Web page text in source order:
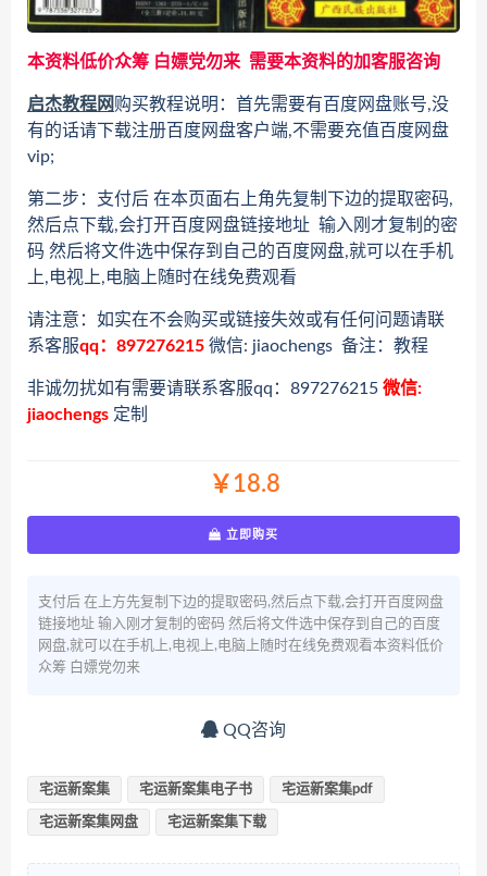
本资料低价众筹 白嫖党勿来 需要本资料的加客服咨询
启杰教程网购买教程说明：首先需要有百度网盘账号,没
有的话请下载注册百度网盘客户端,不需要充值百度网盘
vip;
第二步：支付后 在本页面右上角先复制下边的提取密码,
然后点下载,会打开百度网盘链接地址 输入刚才复制的密
码 然后将文件选中保存到自己的百度网盘,就可以在手机
上,电视上,电脑上随时在线免费观看
请注意：如实在不会购买或链接失效或有任何问题请联
系客服qq：897276215 微信: jiaochengs 备注：教程
非诚勿扰如有需要请联系客服qq：897276215 微信:
jiaochengs 定制
￥18.8
立即购买
支付后 在上方先复制下边的提取密码,然后点下载,会打开百度网盘
链接地址 输入刚才复制的密码 然后将文件选中保存到自己的百度
网盘,就可以在手机上,电视上,电脑上随时在线免费观看本资料低价
众筹 白嫖党勿来
QQ咨询
宅运新案集 宅运新案集电子书 宅运新案集pdf
宅运新案集网盘 宅运新案集下载